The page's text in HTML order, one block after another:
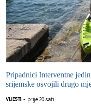
Pripadnici Interventne
srijemske osvojili drugo
VIJESTI - prije 20 sati